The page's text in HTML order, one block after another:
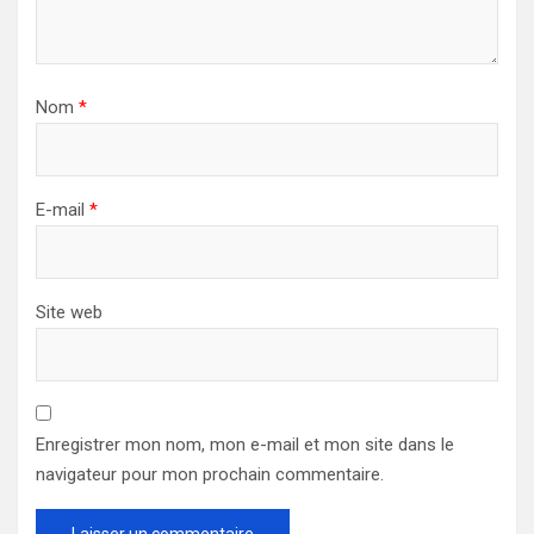
Nom *
E-mail *
Site web
Enregistrer mon nom, mon e-mail et mon site dans le
navigateur pour mon prochain commentaire.